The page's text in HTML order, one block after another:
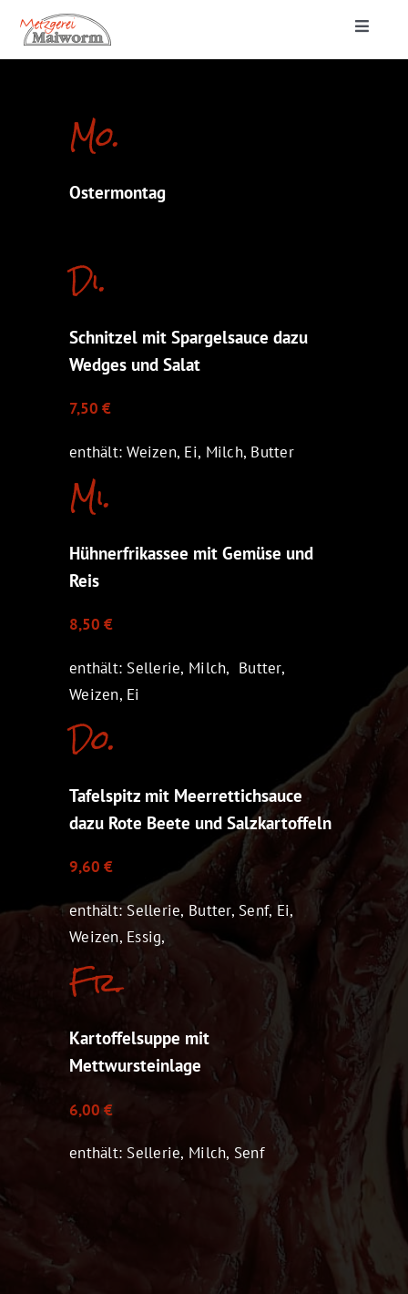
Inhalt
springen
Toggle
Lieferung & Catering
Metzgerei
Mo.
Ostermontag
Di.
Schnitzel mit Spargelsauce dazu
Wedges und Salat
7,50 €
enthält: Weizen, Ei, Milch, Butter
Mi.
Hühnerfrikassee mit Gemüse und
Reis
8,50 €
enthält: Sellerie, Milch, Butter,
Weizen, Ei
Do.
Tafelspitz mit Meerrettichsauce
dazu Rote Beete und Salzkartoffeln
9,60 €
enthält: Sellerie, Butter, Senf, Ei,
Weizen, Essig,
Fr.
Kartoffelsuppe mit
Mettwursteinlage
6,00 €
enthält: Sellerie, Milch, Senf